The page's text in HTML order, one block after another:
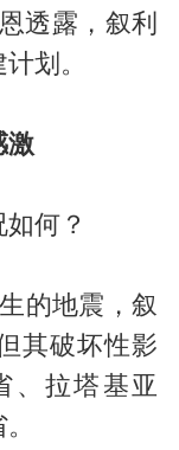
透露，叙利
划。
激
何？
的地震，叙
其破坏性影
、拉塔基亚